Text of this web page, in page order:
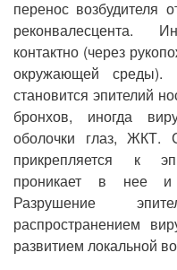
перенос возбудителя
реконвалесцента.
контактно (через
окружающей среды).
становится эпителий
бронхов, иногда
оболочки глаз, ЖКТ.
прикрепляется к
проникает в нее и
Разрушение
распространением
развитием локальной